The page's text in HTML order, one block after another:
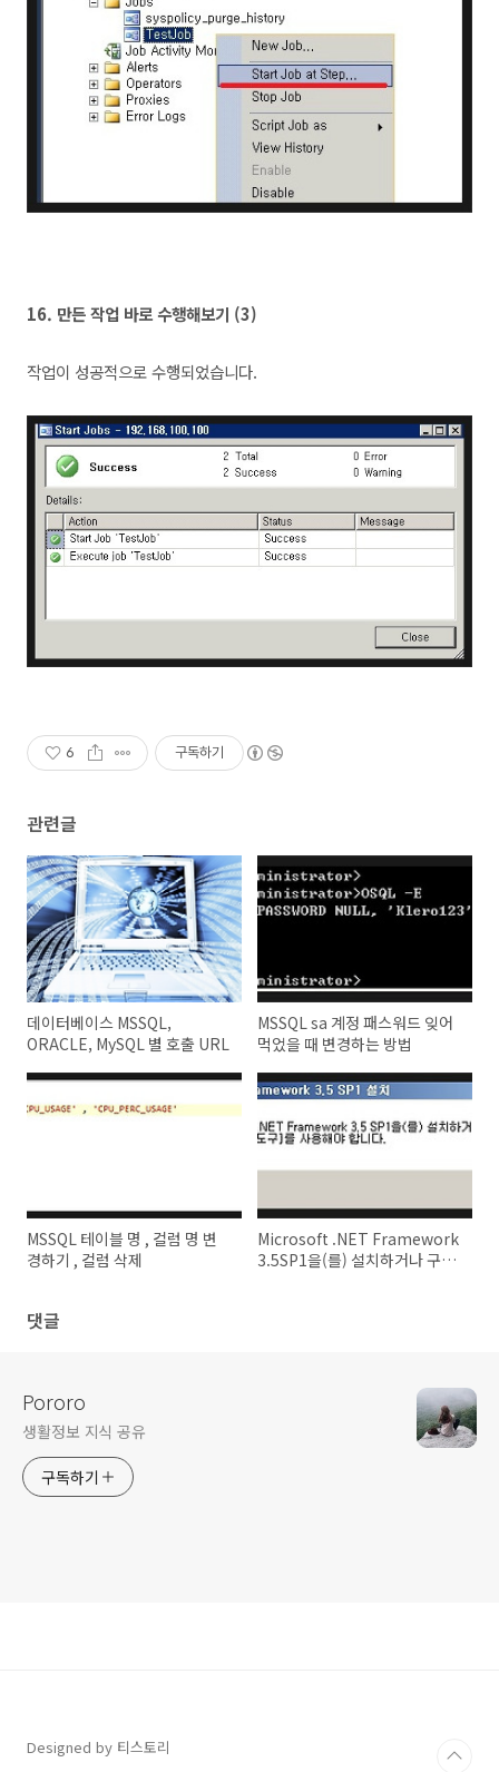
16. 만든 작업 바로 수행해보기 (3)
작업이 성공적으로 수행되었습니다.
6 구독하기
관련글
데이터베이스 MSSQL,
ORACLE, MySQL 별 호출 URL
MSSQL sa 계정 패스워드 잊어
먹었을 때 변경하는 방법
MSSQL 테이블 명 , 컬럼 명 변
경하기 , 컬럼 삭제
Microsoft .NET Framework
3.5SP1을(를) 설치하거나 구성
댓글
Pororo
생활정보 지식 공유
구독하기
Designed by 티스토리